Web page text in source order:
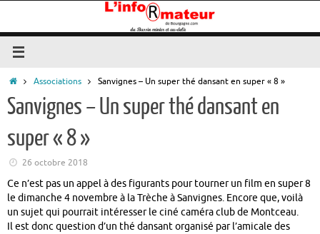
contenu
Accueil
Associations Sanvignes – Un super thé dansant en super « 8 »
Sanvignes – Un super thé dansant en
super « 8 »
26 octobre 2018
Ce n’est pas un appel à des figurants pour tourner un film en super 8
le dimanche 4 novembre à la Trèche à Sanvignes. Encore que, voilà
un sujet qui pourrait intéresser le ciné caméra club de Montceau.
Il est donc question d’un thé dansant organisé par l’amicale des